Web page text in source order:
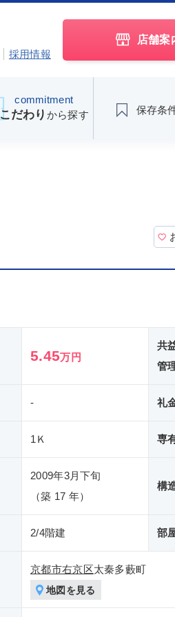
採用情報
店舗案
commitment
こだわり から探す 保存条
5.45万円
共
管
- 礼
1Ｋ 専
2009年3月下旬
（築 17 年）
構
2/4階建 部
京都市右京区太秦多藪町
地図を見る